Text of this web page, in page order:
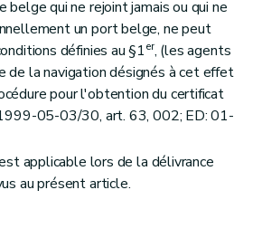
belge qui ne rejoint jamais ou qui ne
un port belge, ne peut
définies au §1er, (les agents
de la navigation désignés à cet effet
pour l'obtention du certificat
05-03/30, art. 63, 002; ED: 01-
applicable lors de la délivrance
au présent article.